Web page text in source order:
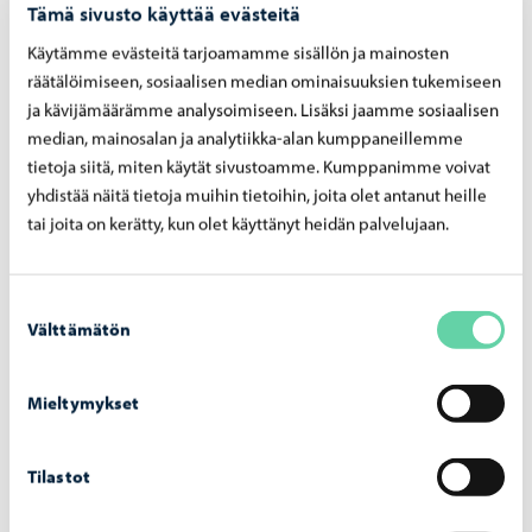
Tämä sivusto käyttää evästeitä
Käytämme evästeitä tarjoamamme sisällön ja mainosten
räätälöimiseen, sosiaalisen median ominaisuuksien tukemiseen
ja kävijämäärämme analysoimiseen. Lisäksi jaamme sosiaalisen
median, mainosalan ja analytiikka-alan kumppaneillemme
tietoja siitä, miten käytät sivustoamme. Kumppanimme voivat
yhdistää näitä tietoja muihin tietoihin, joita olet antanut heille
tai joita on kerätty, kun olet käyttänyt heidän palvelujaan.
valinta
Välttämätön
Mieltymykset
Tilastot
vain kuvitella.
Ida Taavitsainen(s. 1987) on helsinkiläinen valokuvaaja,
joka työskentelee analogisen valokuvauksen parissa. Hän
opiskeli Englannissa ja suoritti valokuvataiteen
maisterintutkinnon Royal College of Artissa vuonna 2014
sekä kandidaatin tutkinnon University for the Creative
Artsissa vuonna 2011.
Taavitsaisen teoksia on ollut esillä yksityisnäyttelyissä
Suomessa, Ruotsissa ja Japanissa, viimeksi Centrum för
osallistunut myös ryhmänäyttelyihin Euroopassa ja
museossa, Loviisan kaupungin museossa, Viron